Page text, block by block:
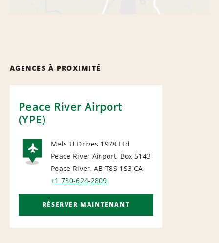
AGENCES À PROXIMITÉ
Peace River Airport
(YPE)
AIRPORT
Mels U-Drives 1978 Ltd
Peace River Airport, Box 5143
Peace River, AB T8S 1S3 CA
+1 780-624-2809
RÉSERVER MAINTENANT